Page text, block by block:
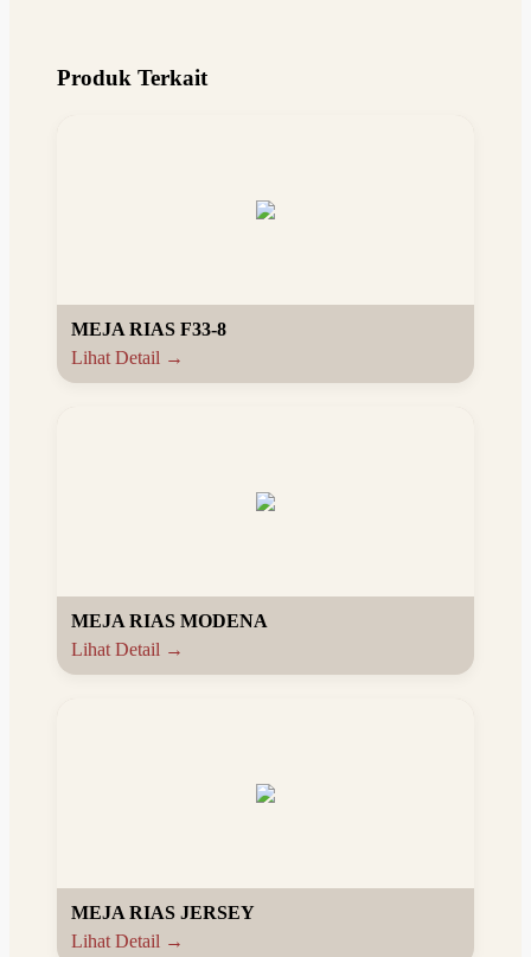
Produk Terkait
MEJA RIAS F33-8
Lihat Detail →
MEJA RIAS MODENA
Lihat Detail →
MEJA RIAS JERSEY
Lihat Detail →